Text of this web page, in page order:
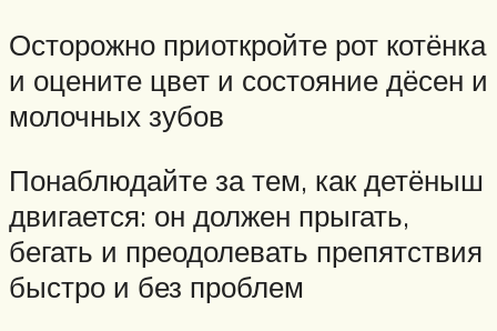
Осторожно приоткройте рот котёнка
и оцените цвет и состояние дёсен и
молочных зубов
Понаблюдайте за тем, как детёныш
двигается: он должен прыгать,
бегать и преодолевать препятствия
быстро и без проблем